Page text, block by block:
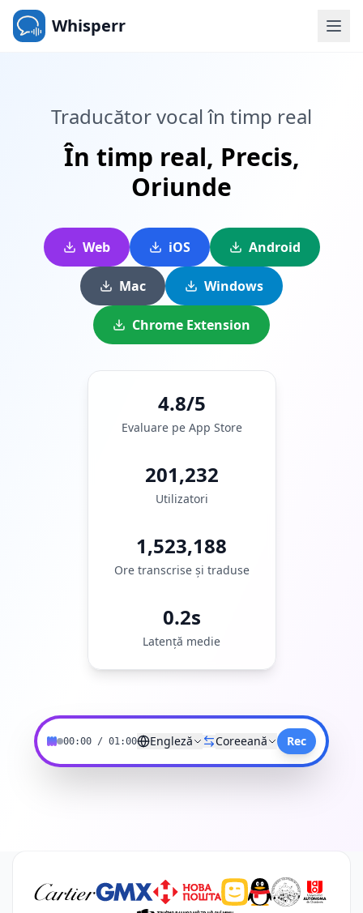
Whisperr
Traducător vocal în timp real
În timp real, Precis,
Oriunde
Web iOS Android
Mac Windows
Chrome Extension
4.8/5
Evaluare pe App Store
201,232
Utilizatori
1,523,188
Ore transcrise și traduse
0.2s
Latență medie
00:00 / 01:00 Engleză Coreeană Rec